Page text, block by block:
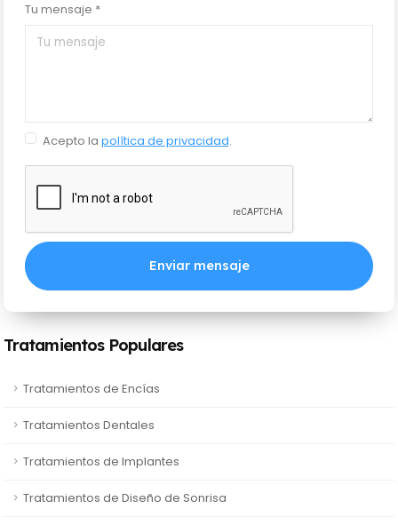
Tu mensaje *
Acepto la política de privacidad.
Enviar mensaje
Tratamientos Populares
Tratamientos de Encías
Tratamientos Dentales
Tratamientos de Implantes
Tratamientos de Diseño de Sonrisa